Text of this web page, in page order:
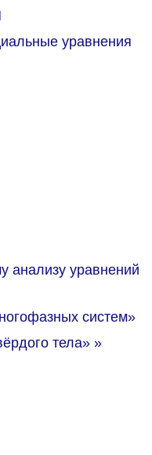
уравнения
анализу уравнений
систем»
тела» »